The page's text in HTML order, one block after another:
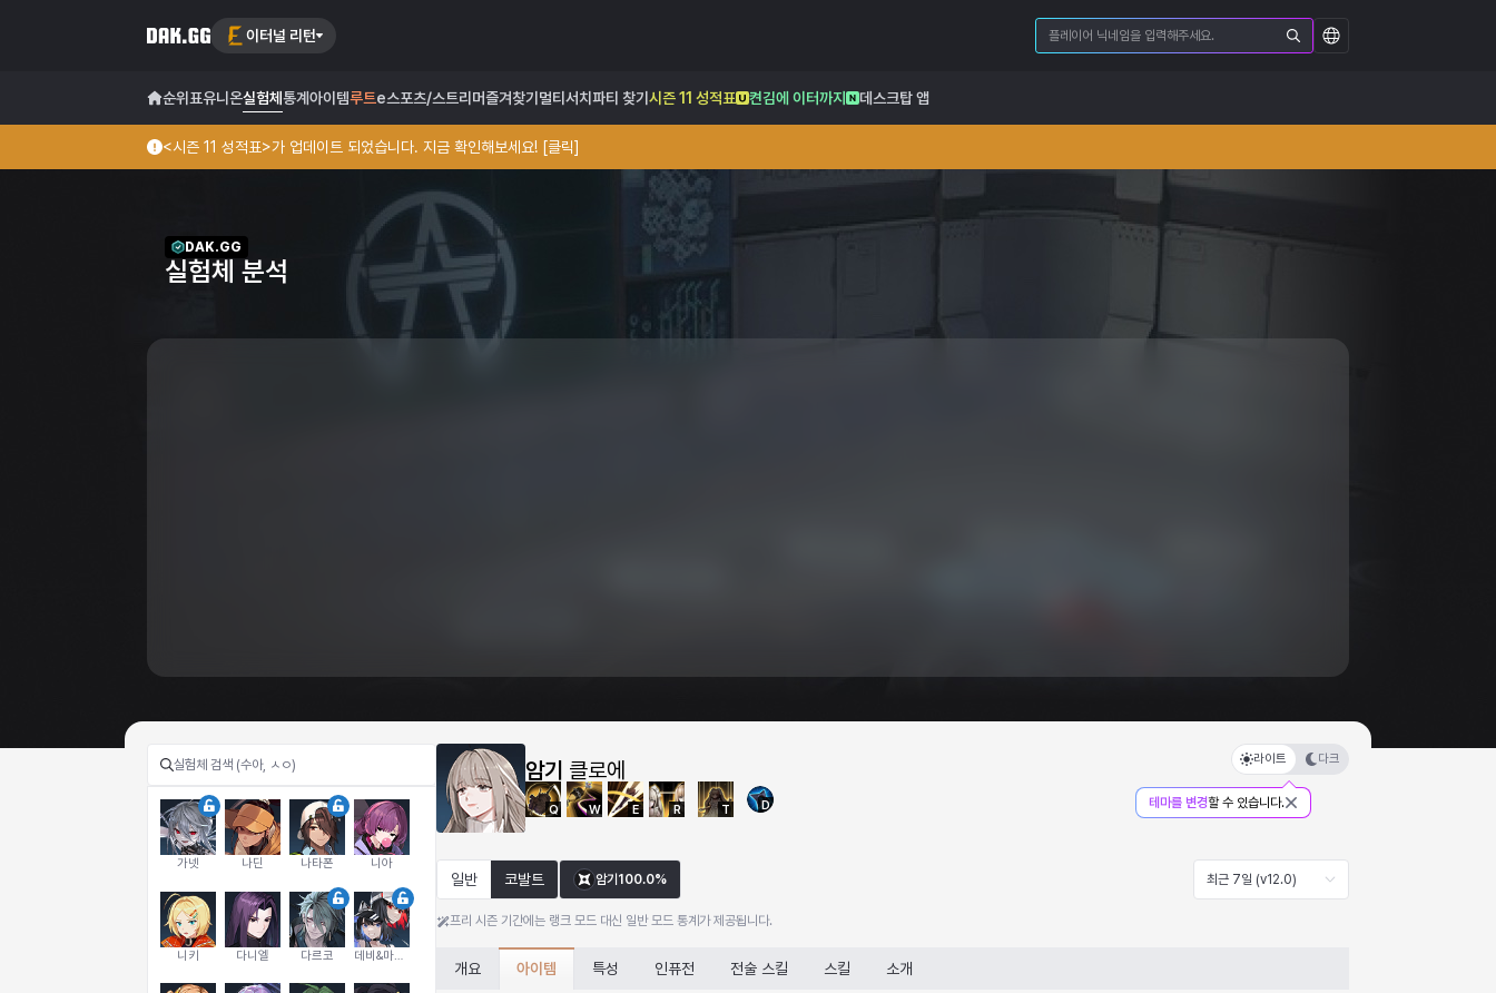
이터널 리턴
순위표유니온실험체 통계 아이템루트e스포츠/스트리머즐겨찾기 멀티서치 파티 찾기 시즌 11 성적표 켠김에 이터까지 데스크탑 앱
<시즌 11 성적표>가 업데이트 되었습니다. 지금 확인해보세요! [클릭]
DAK.GG
실험체 분석
가넷 나딘 나타폰 니아
니키 다니엘 다르코
암기 클로에
Q W E R T D
라이트 다크
테마를 변경할 수 있습니다.
일반 코발트 암기 100.0% 최근 7일 (v12.0)
프리 시즌 기간에는 랭크 모드 대신 일반 모드 통계가 제공됩니다.
개요 아이템 특성 인퓨전 전술 스킬 스킬 소개